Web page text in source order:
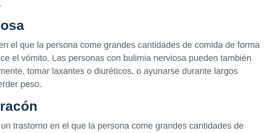
el que la persona come grandes cantidades de comida de forma
el vómito. Las personas con bulimia nerviosa pueden también
tomar laxantes o diuréticos, o ayunarse durante largos
peso.
trastorno en el que la persona come grandes cantidades de